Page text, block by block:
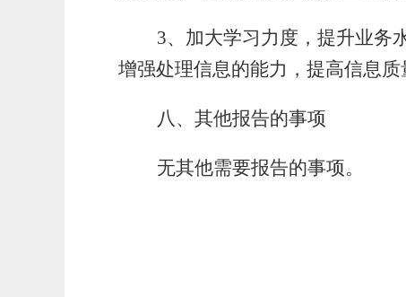
3、加大学习力度，提升业务
增强处理信息的能力，提高信息质
八、其他报告的事项
无其他需要报告的事项。